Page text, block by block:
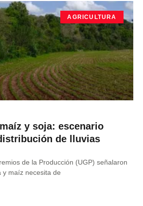
AGRICULTURA
y soja: escenario
de lluvias
de la Producción (UGP) señalaron
y maíz necesita de